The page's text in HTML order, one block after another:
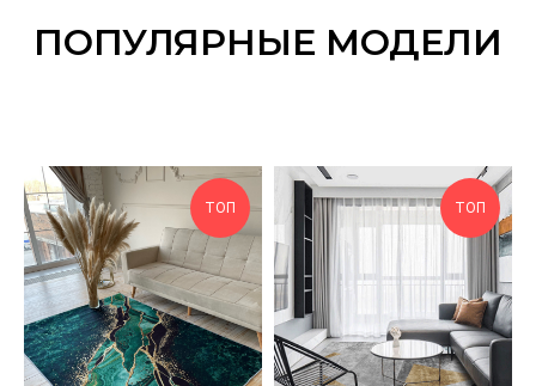
ПОПУЛЯРНЫЕ МОДЕЛИ
ТОП ТОП